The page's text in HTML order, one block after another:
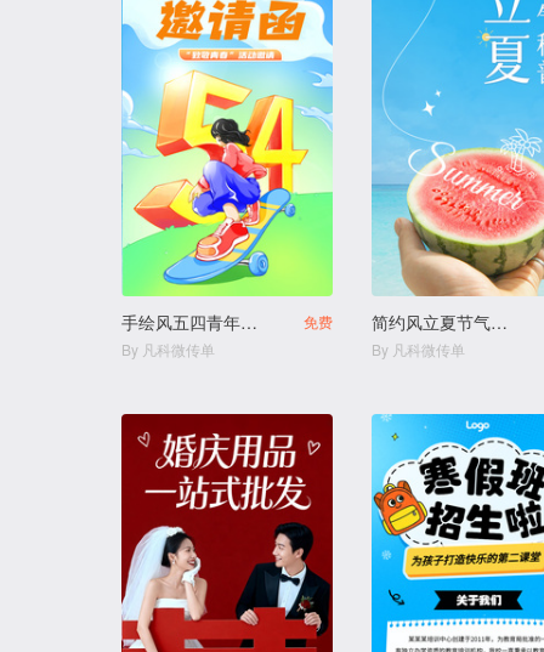
手绘风五四青年节活动
免费
By 凡科微传单
简约风立夏节气科普
By 凡科微传单